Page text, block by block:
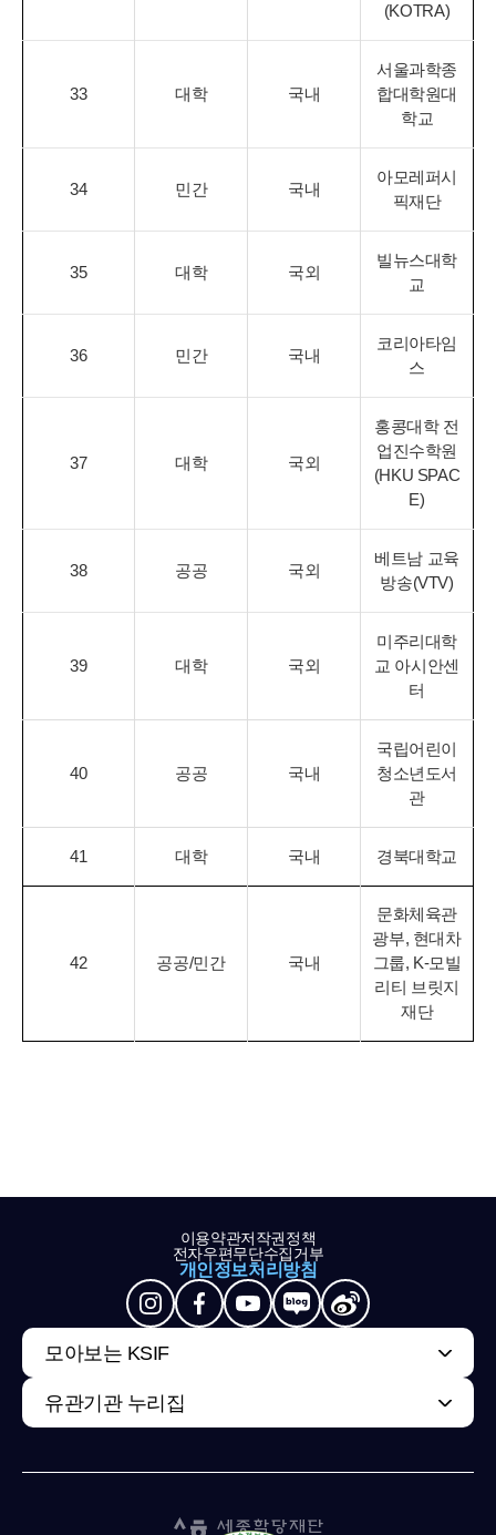
(KOTRA)
33 대학 국내
서울과학종
합대학원대
학교
34 민간 국내
아모레퍼시
픽재단
35 대학 국외
빌뉴스대학
교
36 민간 국내
코리아타임
스
37 대학 국외
홍콩대학 전
업진수학원
(HKU SPAC
E)
38 공공 국외
베트남 교육
방송(VTV)
39 대학 국외
미주리대학
교 아시안센
터
40 공공 국내
국립어린이
청소년도서
관
41 대학 국내 경북대학교
42 공공/민간 국내
문화체육관
광부, 현대차
그룹, K-모빌
리티 브릿지
재단
이용약관저작권정책
전자우편무단수집거부
개인정보처리방침
모아보는 KSIF
유관기관 누리집